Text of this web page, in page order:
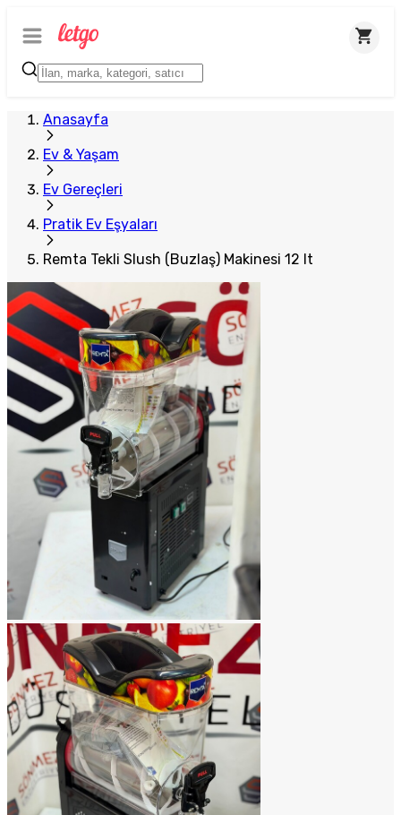
Anasayfa
Ev & Yaşam
Ev Gereçleri
Pratik Ev Eşyaları
Remta Tekli Slush (Buzlaş) Makinesi 12 lt